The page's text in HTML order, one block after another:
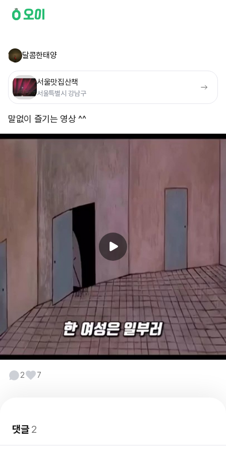
달콤한태양
서울맛집산책
서울특별시 강남구
말없이 즐기는 영상 ^^
2 7
댓글2